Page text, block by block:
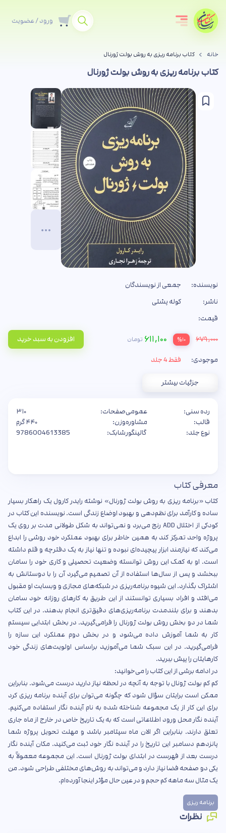
ورود / عضویت
خانه کتاب برنامه ریزی به روش بولت ژورنال
کتاب برنامه ریزی به روش بولت ژورنال
نویسنده:
جمعی از نویسندگان
ناشر:
کوله پشتی
قیمت:
۶۷۹,۰۰۰ %۱۰ ۶۱۱,۱۰۰ تومان افزودن به سبد خرید
موجودی: فقط 4 جلد
جزئیات بیشتر
رده سنی:
عمومی
قالب:
مشاوره
نوع جلد:
گالینگور
صفحات:
۳۱۰
وزن:
۴۴۰ گرم
شابک:
9786004613385
معرفی کتاب
کتاب «برنامه ریزی به روش بولت ژورنال» نوشته رایدر کارول یک راهکار بسیار
ساده و کارآمد برای نظم‌دهی و بهبود اوضاع زندگی است. نویسنده این کتاب در
کودکی از اختلال ADD رنج می‌برد و نمی‌تواند به شکل طولانی مدت بر روی یک
پروژه واحد تمرکز کند به همین خاطر برای بهبود عملکرد خود روشی را ابداع
می‌کند که نیازمند ابزار پیچیده‌ای نبوده و تنها نیاز به یک دفترچه و قلم داشته
است. او به کمک این روش توانسته وضعیت تحصیلی و کاری خود را سامان
ببخشد و پس از سال‌ها استفاده از آن تصمیم می‌گیرد آن را با دوستانش به
اشتراک بگذارد. این شیوه برنامه‌ریزی در شبکه‌های مجازی و وبسایت او مقبول
می‌افتد و افراد بسیاری توانستند از این طریق به کارهای روزانه خود سامان
بدهند و برای بلندمدت برنامه‌ریزی‌های دقیق‌تری انجام بدهند. در این کتاب
شما در دو بخش روش بولت ژورنال را فرا‌می‌گیرید. در بخش ابتدایی سیستم
کار به شما آموزش داده می‌شود و در بخش دوم عملکرد این سازه را
فرامی‌گیرید. در این سبک شما می‌آموزید براساس اولویت‌های زندگی خود
کارهایتان را پیش ببرید.
در ادامه برشی از این کتاب را می‌خوانید:
کم کم بولت ژونال با توجه به آنچه در لحظه نیاز دارید درست می‌شود. بنابراین
ممکن است برایتان سؤال شود که چگونه می‌توان برای آینده برنامه ریزی کرد
برای این کار از یک مجموعه شناخته شده به نام آینده نگار استفاده می‌کنیم.
آینده نگار محل ورود اطلاعاتی است که به یک تاریخ خاص در خارج از ماه جاری
تعلق دارند. بنابراین اگر الان ماه سپتامبر باشد و مهلت تحویل پروژه شما
پانزدهم دسامبر این تاریخ را در آینده نگار خود ثبت می‌کنید. مکان آینده نگار
درست بعد از فهرست در ابتدای بولت ژورنال است. این مجموعه معمولاً به
یکی دو صفحه فضا نیاز دارد و می‌تواند به روش‌های مختلفی طراحی شود. من
یک مثال سه ماهه کم حجم و در عین حال مؤثر اینجا آورده‌ام.
برنامه ریزی
نظرات